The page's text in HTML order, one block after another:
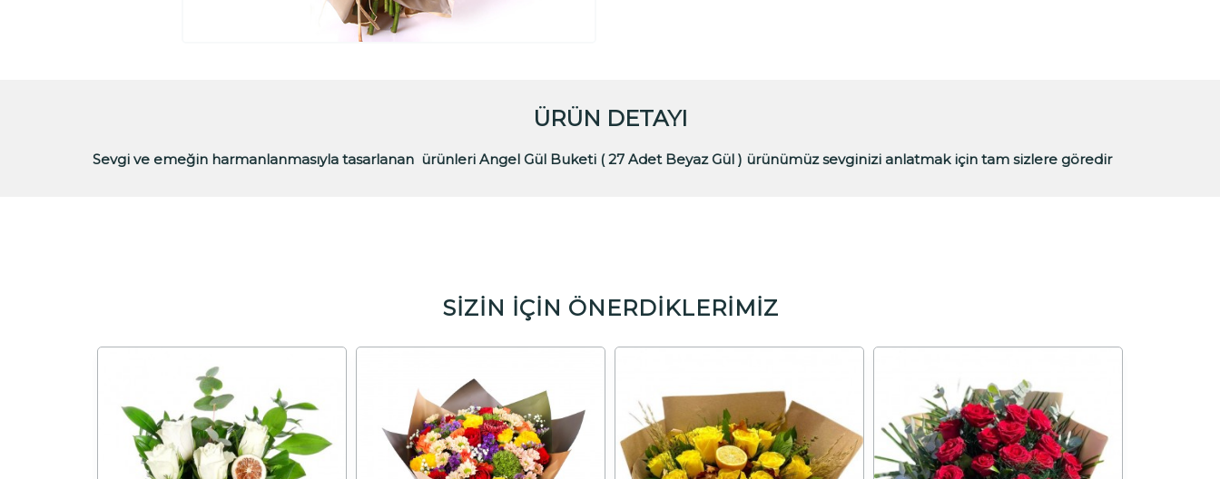
ÜRÜN DETAYI
Sevgi ve emeğin harmanlanmasıyla tasarlanan ürünleri Angel Gül Buketi ( 27 Adet Beyaz Gül ) ürünümüz sevginizi anlatmak için tam sizlere göredir
SİZİN İÇİN ÖNERDİKLERİMİZ